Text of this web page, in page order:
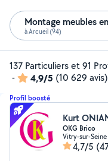
Montage meubles
à Arcueil (94)
137 Particuliers et 91
-
4,9/5 (10 629 avis)
Profil boosté
Kurt
OKG Brico
Vitry-sur-
4,7/5